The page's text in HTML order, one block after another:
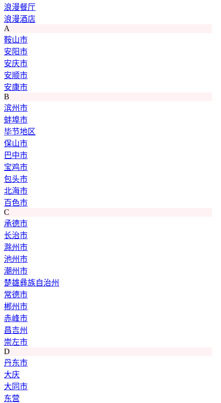
浪漫餐厅
浪漫酒店
A
鞍山市
安阳市
安庆市
安顺市
安康市
B
滨州市
蚌埠市
毕节地区
保山市
巴中市
宝鸡市
包头市
北海市
百色市
C
承德市
长治市
滁州市
池州市
潮州市
楚雄彝族自治州
常德市
郴州市
赤峰市
昌吉州
崇左市
D
丹东市
大庆
大同市
东营